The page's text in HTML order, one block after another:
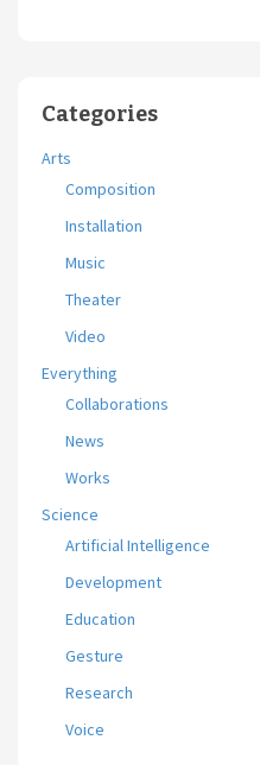
Categories
Arts
Composition
Installation
Music
Theater
Video
Everything
Collaborations
News
Works
Science
Artificial Intelligence
Development
Education
Gesture
Research
Voice